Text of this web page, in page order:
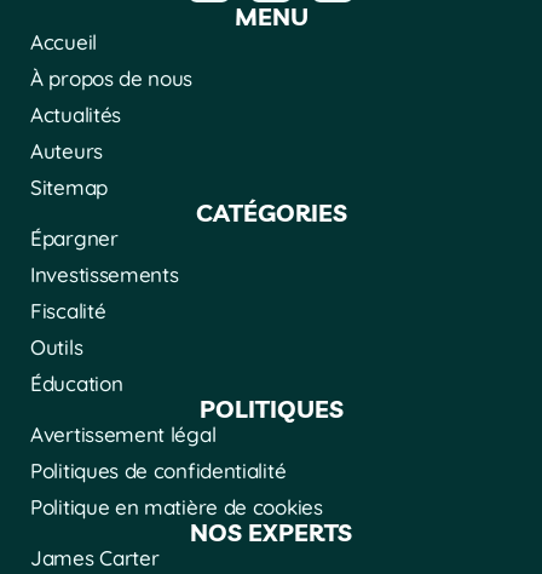
MENU
Accueil
À propos de nous
Actualités
Auteurs
Sitemap
CATÉGORIES
Épargner
Investissements
Fiscalité
Outils
Éducation
POLITIQUES
Avertissement légal
Politiques de confidentialité
Politique en matière de cookies
NOS EXPERTS
James Carter